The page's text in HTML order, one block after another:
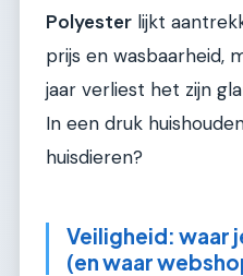
Polyester lijkt
prijs en wasbaarheid,
jaar verliest het zijn
In een druk
huisdieren?
Veiligheid: waar
(en waar